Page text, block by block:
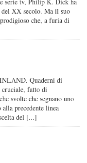
serie tv, Philip K. Dick ha
XX secolo. Ma il suo
che, a furia di
Quaderni di
cruciale, fatto di
svolte che segnano uno
alla precedente linea
del [...]